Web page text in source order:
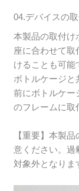
04.デバイスの
本製品の取付け
座に合わせて
けることも可能
ボトルケージと
前にボトルケー
のフレームに取
【重要】本製
意ください。過
対象外となりま